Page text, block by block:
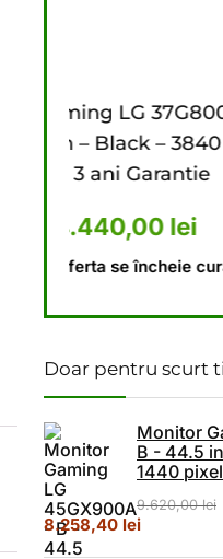
lei.
–
a fost: 5.476,00
Prețul curent
curând.
Monitor
B – 27 inch
1440 pixeli –
1.406,00 lei
Grăbește-te!
Doar pentru scurt
Monitor
B - 44.5
1440
9.620,00lei
Prețul inițial a fost:
8.258,40 leiPrețul